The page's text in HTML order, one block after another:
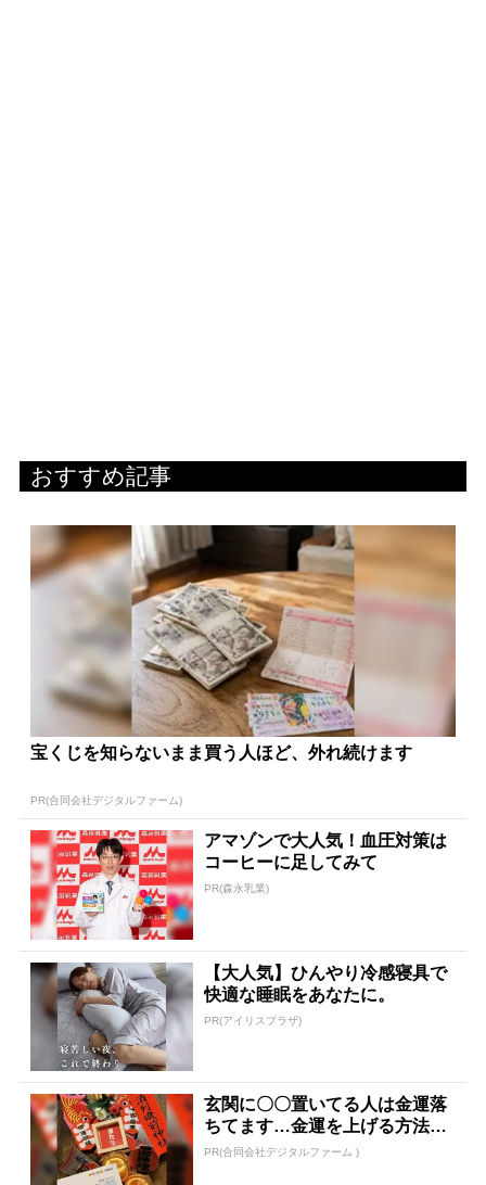
おすすめ記事
宝くじを知らないまま買う人ほど、外れ続けます
PR(合同会社デジタルファーム)
アマゾンで大人気！血圧対策は
コーヒーに足してみて
PR(森永乳業)
【大人気】ひんやり冷感寝具で
快適な睡眠をあなたに。
PR(アイリスプラザ)
玄関に〇〇置いてる人は金運落
ちてます…金運を上げる方法と
は
PR(合同会社デジタルファーム )